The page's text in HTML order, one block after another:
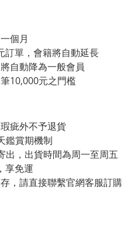
個月
訂單，會籍將自動延長
自動降為一般會員
10,000元之門檻
疵外不予退貨
鑑賞期機制
出，出貨時間為周一至周五
享免運
，請直接聯繫官網客服訂購